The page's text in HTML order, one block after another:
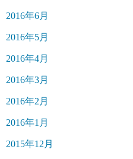
2016年6月
2016年5月
2016年4月
2016年3月
2016年2月
2016年1月
2015年12月